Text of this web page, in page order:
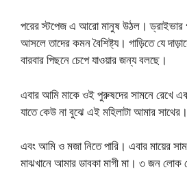
পরের স্টপেজ এ আরো মানুষ উঠল। ড্রাইভার
আসলে তাদের কমন বৈশিষ্ট্য। গাড়িতে যে
বারবার পিছনে চেপে যাওয়ার জন্য বলছে।
এবার আমি মাকে ওই পুরুষদের সামনে রেখে
যাতে কেউ না বুঝে এই মহিলাটা আমার সাথের।
এবং আমি ও মজা নিতে পারি। এবার মায়ের
মাঝখানে আমার ডাবকা মাগী মা। ৩ জন লোক